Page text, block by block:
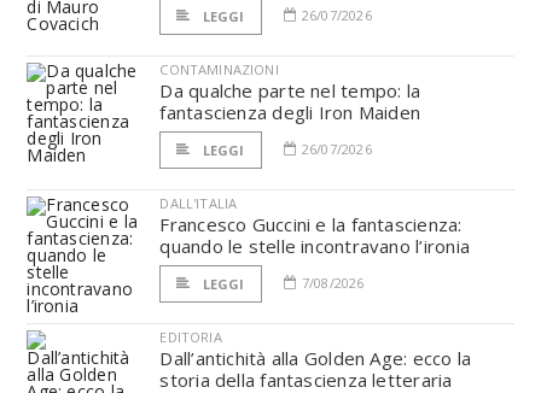
LEGGI 26/07/2026
CONTAMINAZIONI
Da qualche parte nel tempo: la
fantascienza degli Iron Maiden
LEGGI 26/07/2026
DALL'ITALIA
Francesco Guccini e la fantascienza:
quando le stelle incontravano l’ironia
LEGGI 7/08/2026
EDITORIA
Dall’antichità alla Golden Age: ecco la
storia della fantascienza letteraria